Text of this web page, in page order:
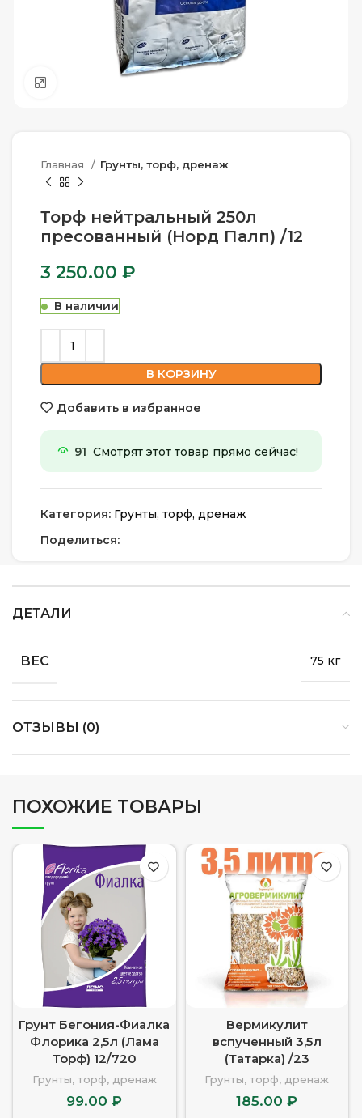
Главная Грунты, торф, дренаж
Торф нейтральный 250л
пресованный (Норд Палп) /12
3 250.00 ₽
В наличии
В КОРЗИНУ
Добавить в избранное
91 Смотрят этот товар прямо сейчас!
Категория: Грунты, торф, дренаж
Поделиться:
ДЕТАЛИ
ВЕС 75 кг
ОТЗЫВЫ (0)
ПОХОЖИЕ ТОВАРЫ
Грунт Бегония-Фиалка
Флорика 2,5л (Лама
Торф) 12/720
Грунты, торф, дренаж
99.00₽
Вермикулит
вспученный 3,5л
(Татарка) /23
Грунты, торф, дренаж
185.00₽